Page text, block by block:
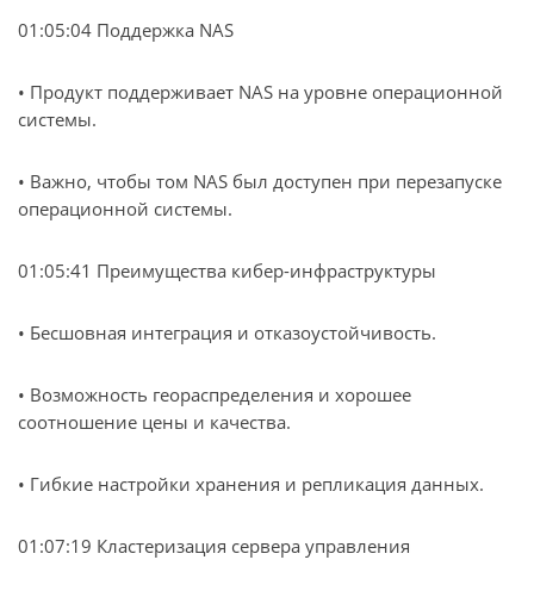
01:05:04 Поддержка NAS
• Продукт поддерживает NAS на уровне операционной
системы.
• Важно, чтобы том NAS был доступен при перезапуске
операционной системы.
01:05:41 Преимущества кибер-инфраструктуры
• Бесшовная интеграция и отказоустойчивость.
• Возможность геораспределения и хорошее
соотношение цены и качества.
• Гибкие настройки хранения и репликация данных.
01:07:19 Кластеризация сервера управления